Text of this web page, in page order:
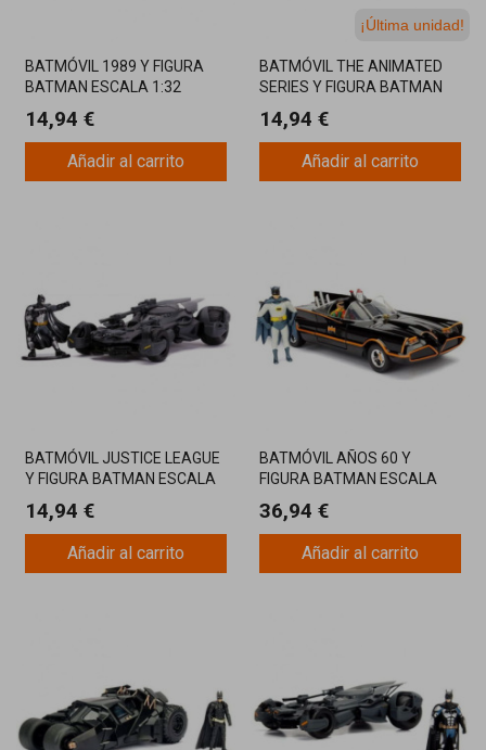
BATMÓVIL 1989 Y FIGURA
BATMAN ESCALA 1:32
14,94 €
Añadir al carrito
¡Última unidad!
BATMÓVIL THE ANIMATED
SERIES Y FIGURA BATMAN
14,94 €
Añadir al carrito
BATMÓVIL JUSTICE LEAGUE
Y FIGURA BATMAN ESCALA
14,94 €
Añadir al carrito
BATMÓVIL AÑOS 60 Y
FIGURA BATMAN ESCALA
36,94 €
Añadir al carrito